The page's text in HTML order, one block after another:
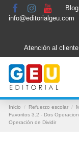
Blog
info@editorialgeu.com
Atención al
Inicio Refuerzo escolar
Favoritos 3.2 - Dos
Operación de Dividir